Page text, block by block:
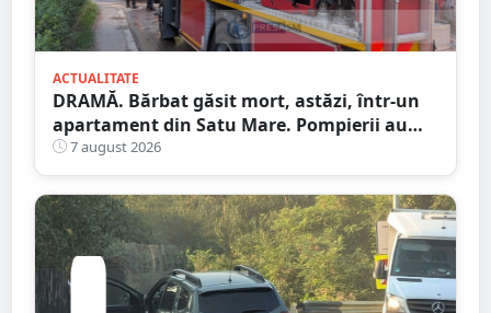
ACTUALITATE
DRAMĂ. Bărbat găsit mort, astăzi, într-un
apartament din Satu Mare. Pompierii au
spart ușa
7 august 2026